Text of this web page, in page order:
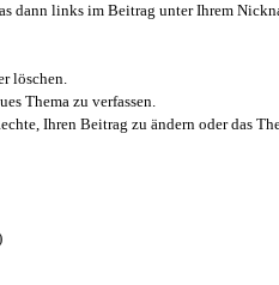
dann links im Beitrag unter Ihrem
löschen.
Thema zu verfassen.
Ihren Beitrag zu ändern oder das